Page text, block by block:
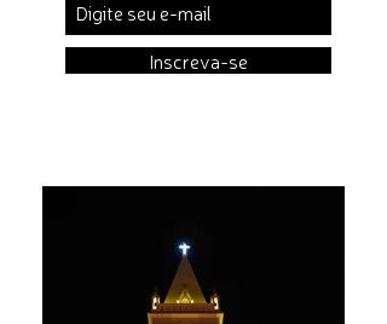
Inscreva-se